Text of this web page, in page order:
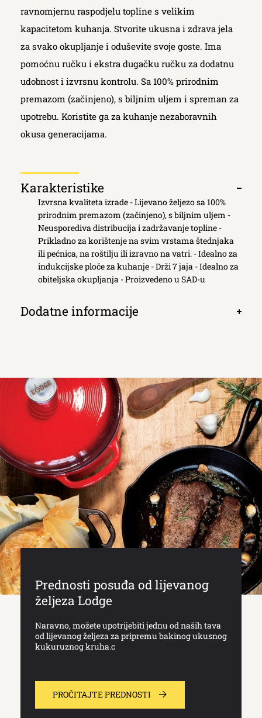
ravnomjernu raspodjelu topline s velikim
kapacitetom kuhanja. Stvorite ukusna i zdrava jela
za svako okupljanje i oduševite svoje goste. Ima
pomoćnu ručku i ekstra dugačku ručku za dodatnu
udobnost i izvrsnu kontrolu. Sa 100% prirodnim
premazom (začinjeno), s biljnim uljem i spreman za
upotrebu. Koristite ga za kuhanje nezaboravnih
okusa generacijama.
Κarakteristike
Otvori
Izvrsna kvaliteta izrade - Lijevano željezo sa 100%
prirodnim premazom (začinjeno), s biljnim uljem -
Neusporediva distribucija i zadržavanje topline -
Prikladno za korištenje na svim vrstama štednjaka
ili pećnica, na roštilju ili izravno na vatri. - Idealno za
indukcijske ploče za kuhanje - Drži 7 jaja - Idealno za
obiteljska okupljanja - Proizvedeno u SAD-u
Dodatne informacije
Otvori
Prednosti posuđa od lijevanog
željeza Lodge
Naravno, možete upotrijebiti jednu od naših tava
od lijevanog željeza za pripremu bakinog ukusnog
kukuruznog kruha.c
PROČITAJTE PREDNOSTI